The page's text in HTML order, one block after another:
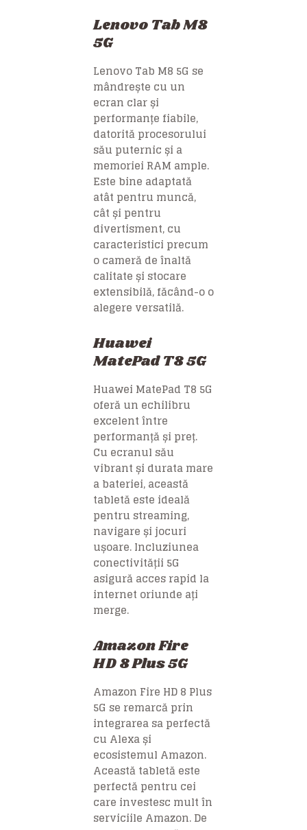
Lenovo Tab M8
5G
Lenovo Tab M8 5G se
mândrește cu un
ecran clar și
performanțe fiabile,
datorită procesorului
său puternic și a
memoriei RAM ample.
Este bine adaptată
atât pentru muncă,
cât și pentru
divertisment, cu
caracteristici precum
o cameră de înaltă
calitate și stocare
extensibilă, făcând-o o
alegere versatilă.
Huawei
MatePad T8 5G
Huawei MatePad T8 5G
oferă un echilibru
excelent între
performanță și preț.
Cu ecranul său
vibrant și durata mare
a bateriei, această
tabletă este ideală
pentru streaming,
navigare și jocuri
ușoare. Incluziunea
conectivității 5G
asigură acces rapid la
internet oriunde ați
merge.
Amazon Fire
HD 8 Plus 5G
Amazon Fire HD 8 Plus
5G se remarcă prin
integrarea sa perfectă
cu Alexa și
ecosistemul Amazon.
Această tabletă este
perfectă pentru cei
care investesc mult în
serviciile Amazon. De